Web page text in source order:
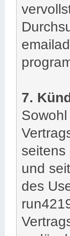
7.
seitens
und
des